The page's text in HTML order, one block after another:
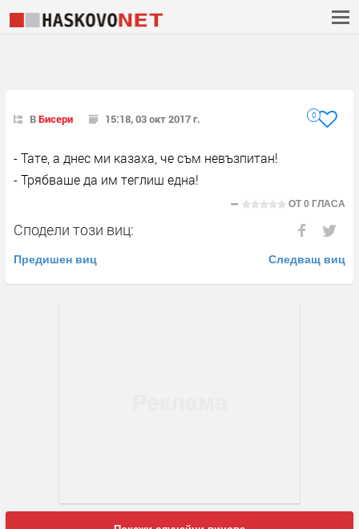
ВБисери 15:18, 03 окт 2017 г. 0
- Тате, а днес ми казаха, че съм невъзпитан!
- Трябваше да им теглиш една!
ОТ0 ГЛАСА
Сподели този виц:
Предишен виц Следващ виц